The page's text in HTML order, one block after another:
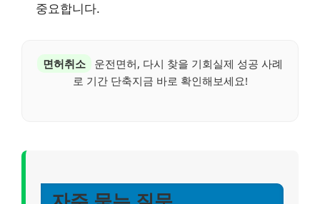
중요합니다.
면허취소
운전면허, 다시 찾을 기회실제 성공 사례
로 기간 단축지금 바로 확인해보세요!